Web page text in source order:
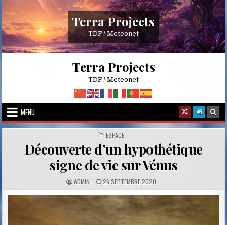
content
Terra Projects
TDF / Meteonet
Terra Projects
TDF / Meteonet
MENU
POSTED
IN
ESPACE
Découverte d’un hypothétique
signe de vie sur Vénus
A
U
T
ADMIN P
U
B
I
26 SEPTEMBRE 2020